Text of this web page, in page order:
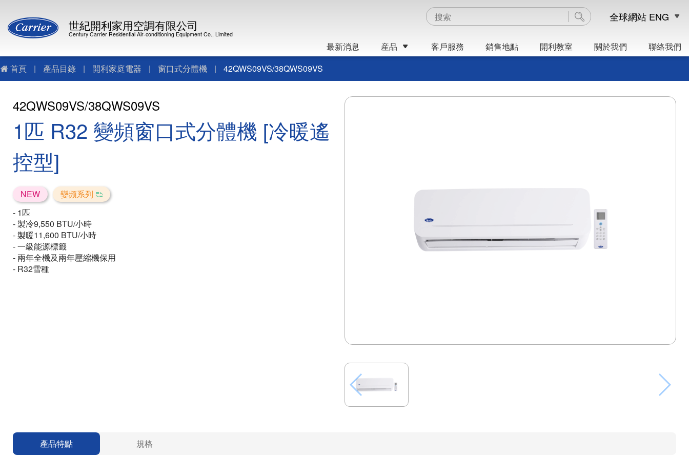
世紀開利家用空調有限公司
Century Carrier Residential Air-conditioning Equipment Co., Limited
最新消息 産品 客戶服務 銷售地點 開利教室 關於我們 聯絡我們
全球網站 ENG
首頁 | 產品目錄 | 開利家庭電器 | 窗口式分體機 | 42QWS09VS/38QWS09VS
42QWS09VS/38QWS09VS
1匹 R32 變頻窗口式分體機 [冷暖遙
控型]
NEW
孌频系列
- 1匹
- 製冷9,550 BTU/小時
- 製暖11,600 BTU/小時
- 一級能源標籤
- 兩年全機及兩年壓縮機保用
- R32雪種
產品特點 規格